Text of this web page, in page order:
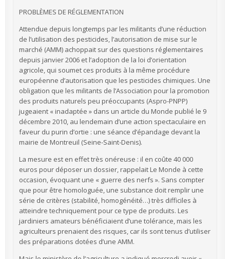
PROBLÈMES DE RÉGLEMENTATION
Attendue depuis longtemps par les militants d’une réduction
de l’utilisation des pesticides, l’autorisation de mise sur le
marché (AMM) achoppait sur des questions réglementaires
depuis janvier 2006 et l’adoption de la loi d’orientation
agricole, qui soumet ces produits à la même procédure
européenne d’autorisation que les pesticides chimiques. Une
obligation que les militants de l’Association pour la promotion
des produits naturels peu préoccupants (Aspro-PNPP)
jugeaient « inadaptée » dans un article du Monde publié le 9
décembre 2010, au lendemain d’une action spectaculaire en
faveur du purin d’ortie : une séance d’épandage devant la
mairie de Montreuil (Seine-Saint-Denis).
La mesure est en effet très onéreuse : il en coûte 40 000
euros pour déposer un dossier, rappelait Le Monde à cette
occasion, évoquant une « guerre des nerfs ». Sans compter
que pour être homologuée, une substance doit remplir une
série de critères (stabilité, homogénéité…) très difficiles à
atteindre techniquement pour ce type de produits. Les
jardiniers amateurs bénéficiaient d’une tolérance, mais les
agriculteurs prenaient des risques, car ils sont tenus d’utiliser
des préparations dotées d’une AMM.